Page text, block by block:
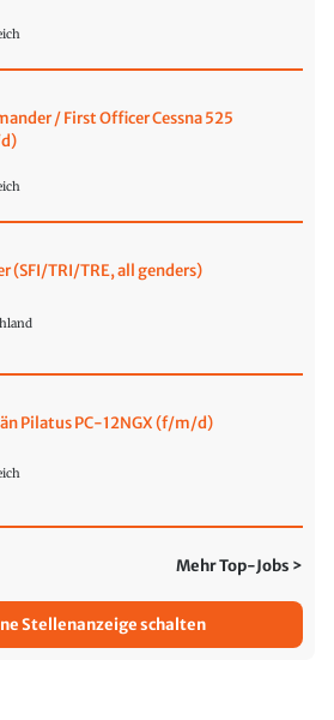
/ First Officer Cessna 525
(SFI/TRI/TRE, all genders)
Pilatus PC-12NGX (f/m/d)
Mehr Top-Jobs >
Stellenanzeige schalten